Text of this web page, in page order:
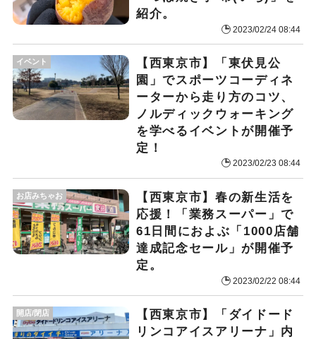
紹介。
2023/02/24 08:44
【西東京市】「東伏見公
園」でスポーツコーディネ
ーターから走り方のコツ、
ノルディックウォーキング
を学べるイベントが開催予
定！
2023/02/23 08:44
イベント
【西東京市】春の新生活を
応援！「業務スーパー」で
61日間におよぶ「1000店舗
達成記念セール」が開催予
定。
2023/02/22 08:44
お店みちゃお
【西東京市】「ダイドード
リンコアイスアリーナ」内
開店/閉店